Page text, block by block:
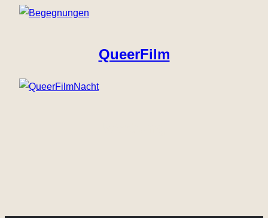
QueerFilm